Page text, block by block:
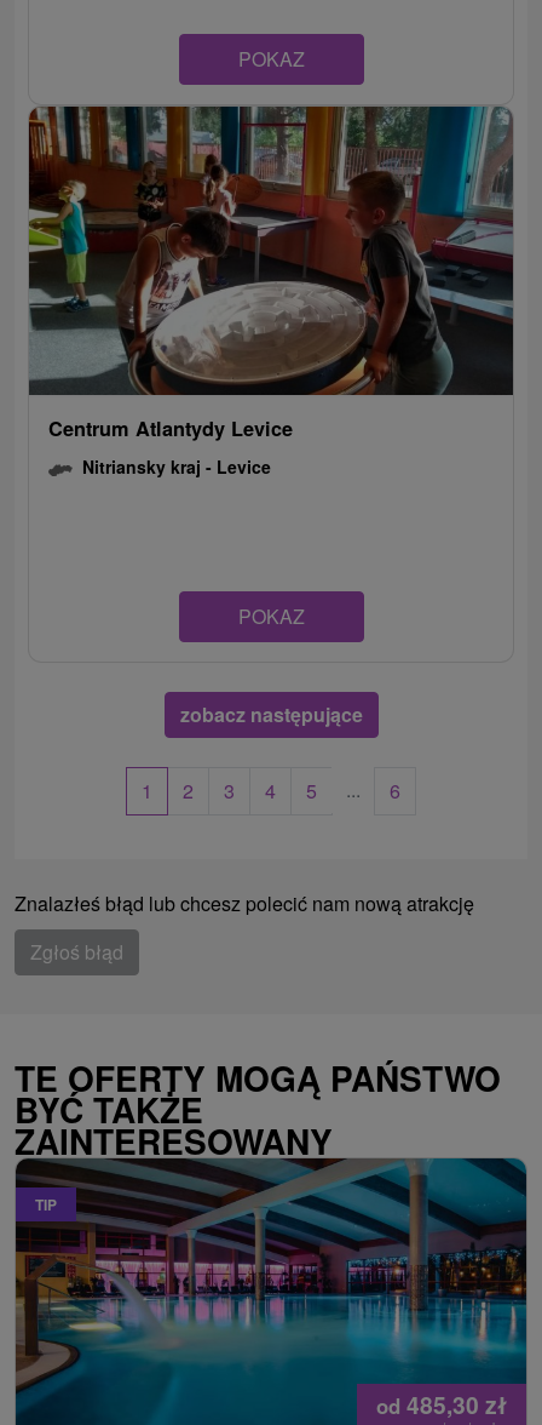
POKAZ
Centrum Atlantydy Levice
Nitriansky kraj - Levice
POKAZ
zobacz następujące
1 2 3 4 5 ... 6
Znalazłeś błąd lub chcesz polecić nam nową atrakcję
Zgłoś błąd
TE OFERTY MOGĄ PAŃSTWO
BYĆ TAKŻE
ZAINTERESOWANY
TIP
od 485,30 zł